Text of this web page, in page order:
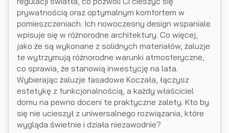
prywatnością oraz optymalnym komfortem w
pomieszczeniach. Ich nowoczesny design wspaniale
wpisuje się w różnorodne architektury. Co więcej,
jako że są wykonane z solidnych materiałów, żaluzje
te wytrzymują różnorodne warunki atmosferyczne,
co sprawia, że stanowią inwestycję na lata.
Wybierając żaluzje fasadowe Koczała, łączysz
estetykę z funkcjonalnością, a każdy właściciel
domu na pewno doceni te praktyczne zalety. Kto by
się nie ucieszył z uniwersalnego rozwiązania, które
wygląda świetnie i działa niezawodnie?